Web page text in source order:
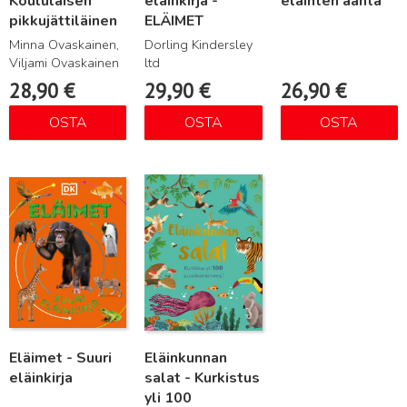
pikkujättiläinen
Minna Ovaskainen,
Viljami Ovaskainen
28,90 €
OSTA
ELÄIMET
Dorling Kindersley
ltd
29,90€
OSTA
26,90 €
OSTA
Eläimet - Suuri
eläinkirja
Lue lisää
Eläinkunnan
salat - Kurkistus
yli 100
Lue lisää